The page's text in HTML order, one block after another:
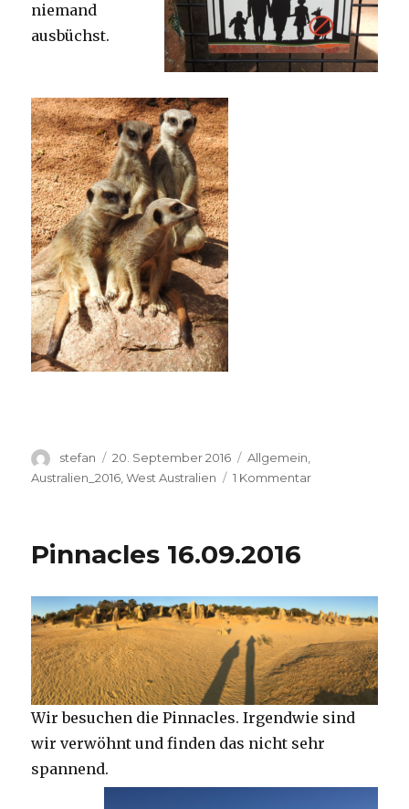
niemand
ausbüchst.
Autor
stefan
Veröffentlicht
am
20. September 2016 Kategorien
Allgemein,
Australien_2016 ,West Australien 1 Kommentarzu
Pinnacles 16.09.2016
Wir besuchen die Pinnacles. Irgendwie sind
wir verwöhnt und finden das nicht sehr
spannend.